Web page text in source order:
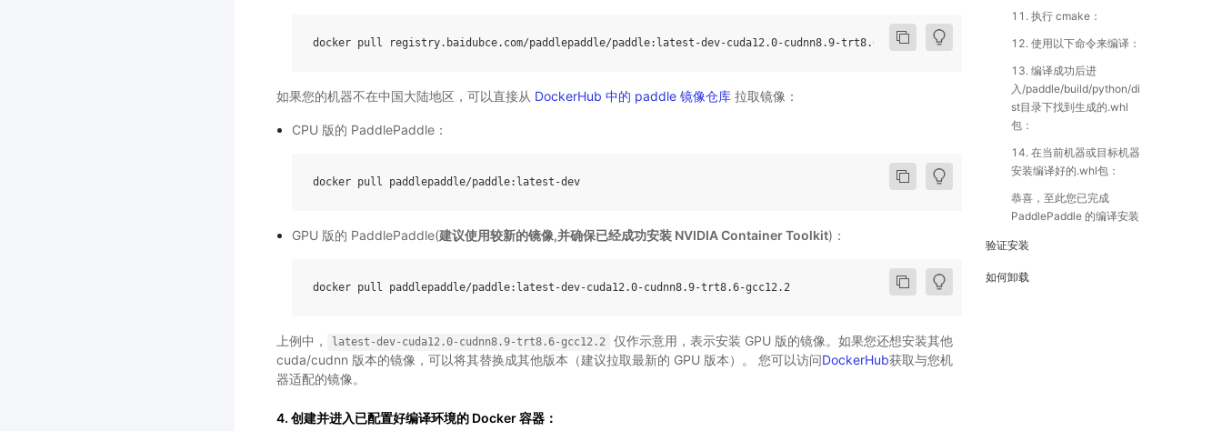
11. 执行 cmake：
12. 使用以下命令来编译：
13. 编译成功后进
入/paddle/build/python/di
st目录下找到生成的.whl
包：
14. 在当前机器或目标机器
安装编译好的.whl包：
恭喜，至此您已完成
PaddlePaddle 的编译安装
验证安装
如何卸载
docker pull registry. baidubce. com/paddlepaddle/paddle: latest -dev-cuda12.0-cudnn8.9-trt8.6 gcc12
如果您的机器不在中国大陆地区，可以直接从 DockerHub 中的 paddle 镜像仓库 拉取镜像：
CPU 版的 PaddlePaddle：
docker pull paddlepaddle/paddle: latest -dev
GPU 版的 PaddlePaddle(建议使用较新的镜像,并确保已经成功安装 NVIDIA Container Toolkit)：
docker pull paddlepaddle/paddle: latest -dev-cuda12.0-cudnn8.9-trt8.6-gcc12.2
上例中， latest-dev-cuda12.0-cudnn8.9-trt8.6-gcc12.2
仅作示意用，表示安装 GPU 版的镜像。如果您还想安装其他
cuda/cudnn 版本的镜像，可以将其替换成其他版本（建议拉取最新的 GPU 版本）。 您可以访问DockerHub获取与您机
器适配的镜像。
4. 创建并进入已配置好编译环境的 Docker 容器：